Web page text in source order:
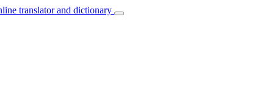
translator and dictionary